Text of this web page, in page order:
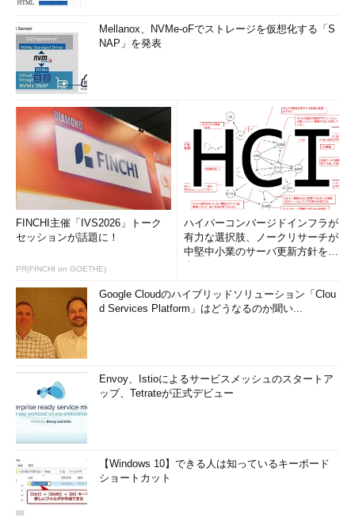
Mellanox、NVMe-oFでストレージを仮想化する「S
NAP」を発表
FINCHI主催「IVS2026」トーク
セッションが話題に！
PR(FINCHI on GOETHE)
ハイパーコンバージドインフラが
有力な選択肢、ノークリサーチが
中堅中小業のサーバ更新方針を調
Google Cloudのハイブリッドソリューション「Clou
d Services Platform」はどうなるのか聞い...
Envoy、Istioによるサービスメッシュのスタートア
ップ、Tetrateが正式デビュー
【Windows 10】できる人は知っているキーボード
ショートカット